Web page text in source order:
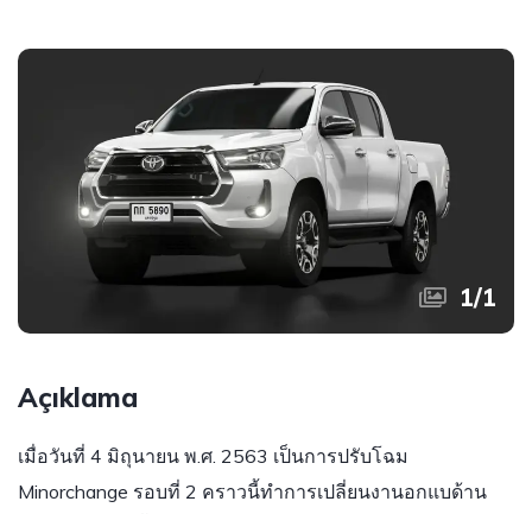
1/1
Açıklama
เมื่อวันที่ 4 มิถุนายน พ.ศ. 2563 เป็นการปรับโฉม
Minorchange รอบที่ 2 คราวนี้ทำการเปลี่ยนงานอกแบด้าน